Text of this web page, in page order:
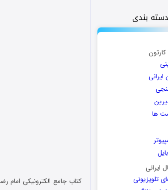
دسته بندی
ایرانی
ها
ایرانی
تلویزیونی
کتاب جامع الکترونیکی امام